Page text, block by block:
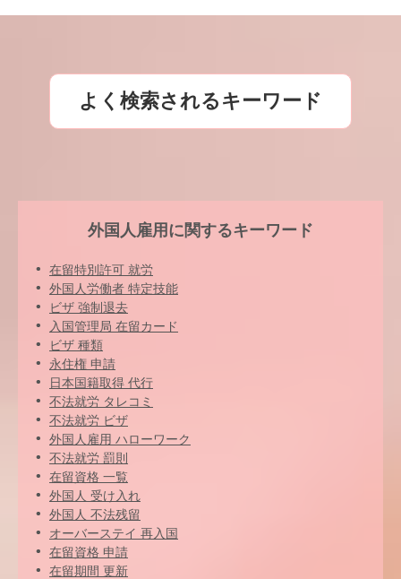
よく検索されるキーワード
外国人雇用に関するキーワード
在留特別許可 就労
外国人労働者 特定技能
ビザ 強制退去
入国管理局 在留カード
ビザ 種類
永住権 申請
日本国籍取得 代行
不法就労 タレコミ
不法就労 ビザ
外国人雇用 ハローワーク
不法就労 罰則
在留資格 一覧
外国人 受け入れ
外国人 不法残留
オーバーステイ 再入国
在留資格 申請
在留期間 更新